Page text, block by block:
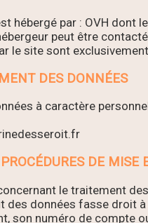
hébergé par : OVH dont
peut être
le site sont
DES DONNÉES
à caractère
DE
le traitement
données fasse droit
son numéro de compte